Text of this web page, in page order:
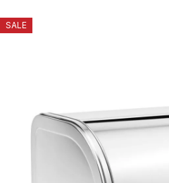
SALE